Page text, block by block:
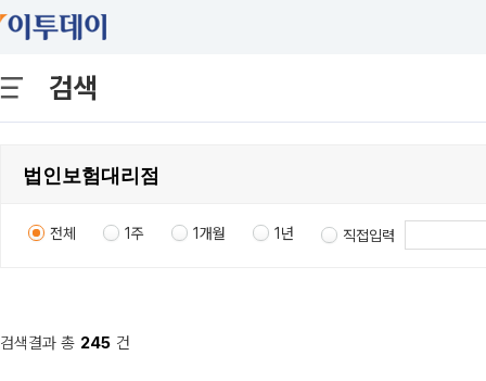
검색
전체 1주 1개월 1년 직접입력
검색결과 총 245 건